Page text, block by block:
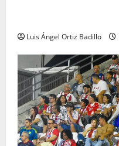
Luis Ángel Ortiz Badillo